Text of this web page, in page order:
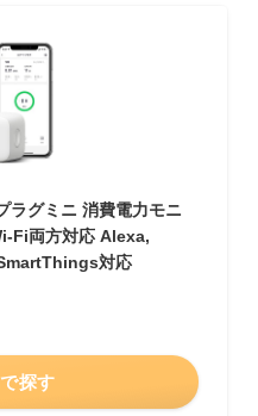
グミニ 消費電力モニ
Fi両方対応 Alexa,
対応
探す